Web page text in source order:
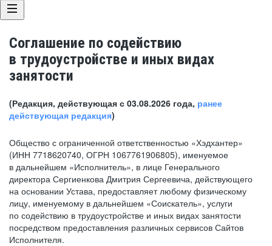
Соглашение по содействию
в трудоустройстве и иных видах
занятости
(Редакция, действующая с 03.08.2026 года, ранее
действующая редакция)
Общество с ограниченной ответственностью «Хэдхантер»
(ИНН 7718620740, ОГРН 1067761906805), именуемое
в дальнейшем «Исполнитель», в лице Генерального
директора Сергиенкова Дмитрия Сергеевича, действующего
на основании Устава, предоставляет любому физическому
лицу, именуемому в дальнейшем «Соискатель», услуги
по содействию в трудоустройстве и иных видах занятости
посредством предоставления различных сервисов Сайтов
Исполнителя.